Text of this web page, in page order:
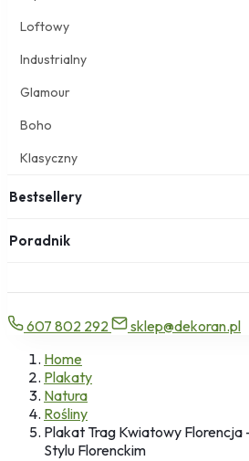
Loftowy
Industrialny
Glamour
Boho
Klasyczny
Bestsellery
Poradnik
607 802 292
sklep@dekoran.pl
Home
Plakaty
Natura
Rośliny
Plakat Trag Kwiatowy Florencja
Stylu Florenckim